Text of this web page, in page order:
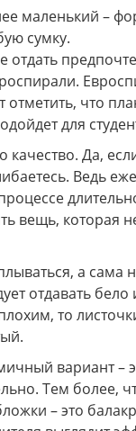
маленький –
сумку.
отдать
что
для
Да,
Ведь
вещь, которая
а
отдавать
то
вариант –
Тем более,
– это